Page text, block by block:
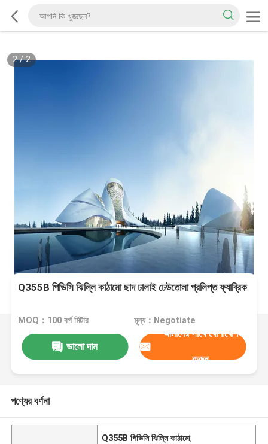
2/2
Q355B পিভিসি ঝিল্লি কাঠামো ছাদ ঢালাই ঢেউতোলা প্রলিপ্ত ফ্যাব্রিক
MOQ：100 বর্গ মিটার মূল্য：Negotiate
ভালো দাম
আমাদের সাথে যোগাযোগ
করুন
পণ্যের বর্ণনা
Q355B পিভিসি ঝিল্লি কাঠামো,